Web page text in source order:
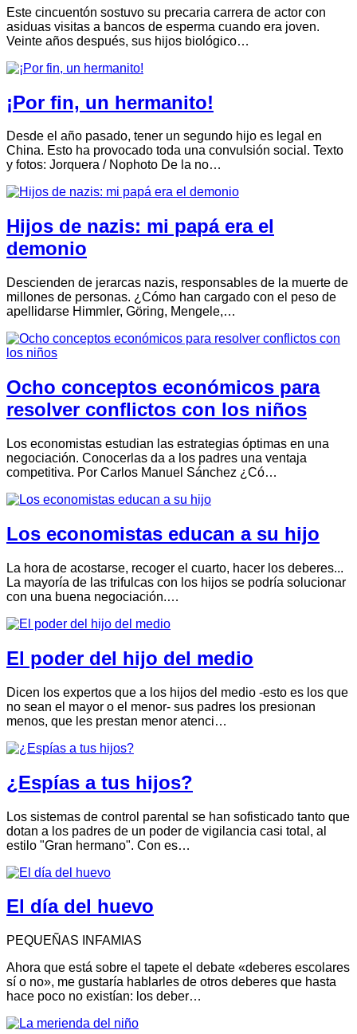
Este cincuentón sostuvo su precaria carrera de actor con
asiduas visitas a bancos de esperma cuando era joven.
Veinte años después, sus hijos biológico…
¡Por fin, un hermanito!
Desde el año pasado, tener un segundo hijo es legal en
China. Esto ha provocado toda una convulsión social. Texto
y fotos: Jorquera / Nophoto De la no…
Hijos de nazis: mi papá era el
demonio
Descienden de jerarcas nazis, responsables de la muerte de
millones de personas. ¿Cómo han cargado con el peso de
apellidarse Himmler, Göring, Mengele,…
Ocho conceptos económicos para
resolver conflictos con los niños
Los economistas estudian las estrategias óptimas en una
negociación. Conocerlas da a los padres una ventaja
competitiva. Por Carlos Manuel Sánchez ¿Có…
Los economistas educan a su hijo
La hora de acostarse, recoger el cuarto, hacer los deberes...
La mayoría de las trifulcas con los hijos se podría solucionar
con una buena negociación.…
El poder del hijo del medio
Dicen los expertos que a los hijos del medio -esto es los que
no sean el mayor o el menor- sus padres los presionan
menos, que les prestan menor atenci…
¿Espías a tus hijos?
Los sistemas de control parental se han sofisticado tanto que
dotan a los padres de un poder de vigilancia casi total, al
estilo "Gran hermano". Con es…
El día del huevo
PEQUEÑAS INFAMIAS
Ahora que está sobre el tapete el debate «deberes escolares
sí o no», me gustaría hablarles de otros deberes que hasta
hace poco no existían: los deber…